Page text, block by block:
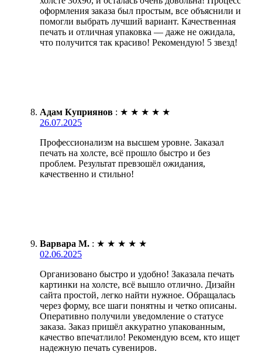
оформления заказа был простым, все объяснили и
помогли выбрать лучший вариант. Качественная
печать и отличная упаковка — даже не ожидала,
что получится так красиво! Рекомендую! 5 звезд!
Адам Куприянов : ★ ★ ★ ★ ★
26.07.2025
Профессионализм на высшем уровне. Заказал
печать на холсте, всё прошло быстро и без
проблем. Результат превзошёл ожидания,
качественно и стильно!
Варвара М. : ★ ★ ★ ★ ★
02.06.2025
Организовано быстро и удобно! Заказала печать
картинки на холсте, всё вышло отлично. Дизайн
сайта простой, легко найти нужное. Обращалась
через форму, все шаги понятны и четко описаны.
Оперативно получили уведомление о статусе
заказа. Заказ пришёл аккуратно упакованным,
качество впечатлило! Рекомендую всем, кто ищет
надежную печать сувениров.